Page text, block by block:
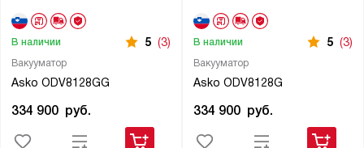
Вакууматор
Asko ODV8128GG
В наличии 5 (3)
334 900 руб.
Вакууматор
Asko ODV8128G
В наличии 5 (3)
334 900 руб.